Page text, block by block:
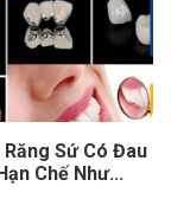
Đau
Răng
Nguy